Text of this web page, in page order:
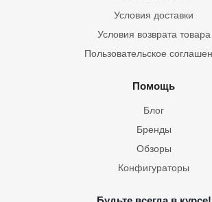
Условия доставки
Условия возврата товара
Пользовательское
Помощь
Блог
Бренды
Обзоры
Конфигураторы